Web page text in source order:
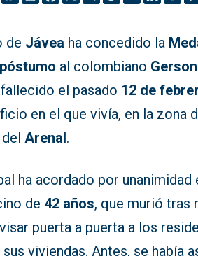
de Jávea ha concedido la
al colombiano
el pasado 12 de
en el que vivía, en la zona
delArenal.
ha acordado por unanimidad
de 42 años, que murió tras
puerta a puerta a los
viviendas. Antes, se había